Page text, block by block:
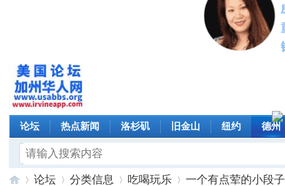
论坛 热点新闻 洛杉矶 旧金山 纽约 德州
论坛 分类信息 吃喝玩乐 一个有点荤的小段子